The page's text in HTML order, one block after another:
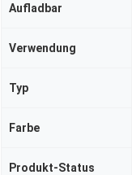
Aufladbar
Verwendung
Typ
Farbe
Produkt-Status